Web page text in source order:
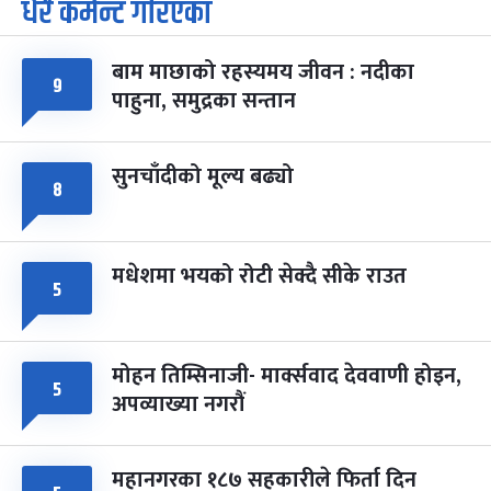
७
आइत चैत्र ७, २०८३-Mar 21, 2027
८ फागुपूर्णिमा
चैत्र ८, २०८३-Mar 22, 2027
७ महिना बाँकी
धेरै कमेन्ट गरिएका
९ बाम माछाको रहस्यमय जीवन : नदीका
पाहुना, समुद्रका सन्तान
८ सुनचाँदीको मूल्य बढ्यो
५ मधेशमा भयको रोटी सेक्दै सीके राउत
५ मोहन तिम्सिनाजी- मार्क्सवाद देववाणी होइन,
अपव्याख्या नगरौं
महानगरका १८७ सहकारीले फिर्ता दिन